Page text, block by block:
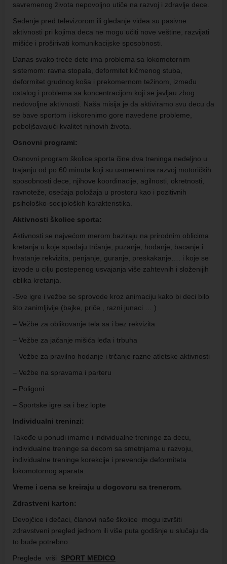
savremenog života nepovoljno utiče na razvoj i zdravlje dece.
Sedenje pred televizorom ili gledanje videa su pasivne
aktivnosti pri kojima deca ne mogu učiti nove veštine, razvijati
mišiće i proširivati komunikacijske sposobnosti.
Danas svako treće dete ima problema sa lokomotornim
sistemom: ravna stopala, deformitet kičmenog stuba,
deformitet grudnog koša i prekomernom težinom, između
ostalog i problema sa koncentracijom koji se javljau zbog
nedovoljne aktivnosti. Naša misija je da aktiviramo svu decu da
se bave sportom i iskorenimo gore navedene probleme,
poboljšavajući kvalitet njihovih života.
Osnovni programi:
Osnovni program školice sporta čine dva treninga nedeljno u
trajanju od po 60 minuta koji su usmereni na razvoj motoričkih
sposobnosti dece, njihove koordinacije, agilnosti, okretnosti,
ravnoteže, osećaja položaja u prostoru kao i pozitivnih
psihološko-socijoloških karakteristika.
Aktivnosti školice sporta:
Aktivnosti se najvećom merom baziraju na prirodnim oblicima
kretanja u koje spadaju trčanje, puzanje, hodanje, bacanje i
hvatanje rekvizita, penjanje, guranje, preskakanje…. i koje se
izvode u cilju postepenog usvajanja više zahtevnih i složenijih
oblika kretanja.
-Sve igre i vežbe se sprovode kroz animaciju kako bi deci bilo
što zanimljivije (bajke, priče , razni junaci … )
– Vežbe za oblikovanje tela sa i bez rekvizita
– Vežbe za jačanje mišića leđa i trbuha
– Vežbe za pravilno hodanje i trčanje razne atletske aktivnosti
– Vežbe na spravama i parteru
– Poligoni
– Sportske igre sa i bez lopte
Individualni treninzi:
Takođe u ponudi imamo i individualne treninge za decu,
individualne treninge sa decom sa smetnjama u razvoju,
individualne treninge korekcije i prevencije deformiteta
lokomotornog aparata.
Vreme i cena se kreiraju u dogovoru sa trenerom.
Zdrastveni karton:
Devojčice i dečaci, članovi naše školice mogu izvršiti
zdravstveni pregled jednom ili više puta godišnje u slučaju da
to bude potrebno.
Preglede vrši SPORT MEDICO